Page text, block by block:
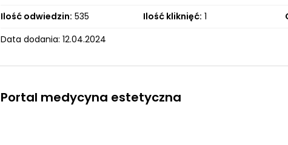
Ilość odwiedzin: 535 Ilość kliknięć: 1
Data dodania: 12.04.2024
Portal medycyna estetyczna